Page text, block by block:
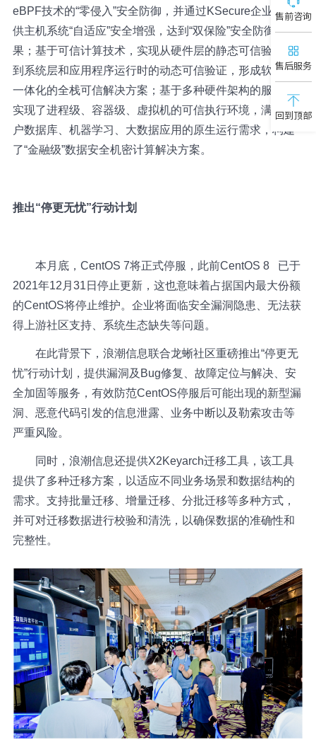
eBPF技术的“零侵入”安全防御，并通过KSecure企业版提
供主机系统“自适应”安全增强，达到“双保险”安全防御的效
果；基于可信计算技术，实现从硬件层的静态可信验证，
到系统层和应用程序运行时的动态可信验证，形成软硬件
一体化的全栈可信解决方案；基于多种硬件架构的服务器
实现了进程级、容器级、虚拟机的可信执行环境，满足客
户数据库、机器学习、大数据应用的原生运行需求，构建
了“金融级”数据安全机密计算解决方案。
推出“停更无忧”行动计划
本月底，CentOS 7将正式停服，此前CentOS 8
已于
2021年12月31日停止更新，这也意味着占据国内最大份额
的CentOS将停止维护。企业将面临安全漏洞隐患、无法获
得上游社区支持、系统生态缺失等问题。
在此背景下，浪潮信息联合龙蜥社区重磅推出“停更无
忧”行动计划，提供漏洞及Bug修复、故障定位与解决、安
全加固等服务，有效防范CentOS停服后可能出现的新型漏
洞、恶意代码引发的信息泄露、业务中断以及勒索攻击等
严重风险。
同时，浪潮信息还提供X2Keyarch迁移工具，该工具
提供了多种迁移方案，以适应不同业务场景和数据结构的
需求。支持批量迁移、增量迁移、分批迁移等多种方式，
并可对迁移数据进行校验和清洗，以确保数据的准确性和
完整性。
售前咨询
售后服务
回到顶部